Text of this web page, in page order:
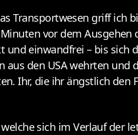
Transportwesen griff ich
vor dem Ausgehen
einwandfrei – bis sich
aus den USA wehrten und
Ihr, die ihr ängstlich den
sich im Verlauf der